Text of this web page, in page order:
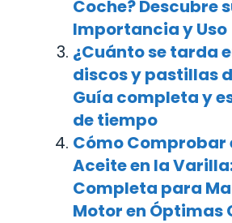
Coche? Descubre
Importancia y Uso
¿Cuánto se tarda
discos y pastillas
Guía completa y
de tiempo
Cómo Comprobar
Aceite en la
Completa para
Motor en Óptimas